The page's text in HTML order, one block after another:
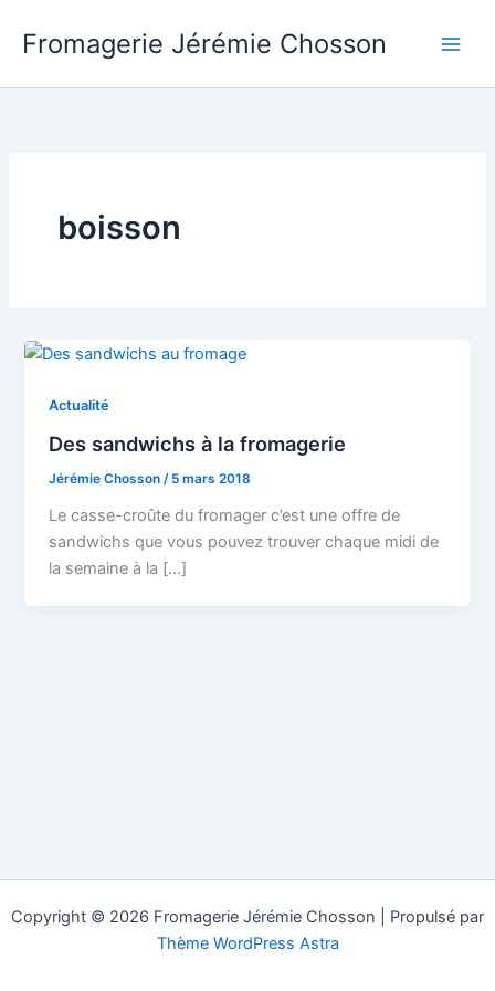
Fromagerie Jérémie Chosson
boisson
Actualité
Des sandwichs à la fromagerie
Jérémie Chosson/ 5 mars 2018
Le casse-croûte du fromager c’est une offre de
sandwichs que vous pouvez trouver chaque midi de
la semaine à la […]
Copyright © 2026 Fromagerie Jérémie Chosson | Propulsé par
Thème WordPress Astra